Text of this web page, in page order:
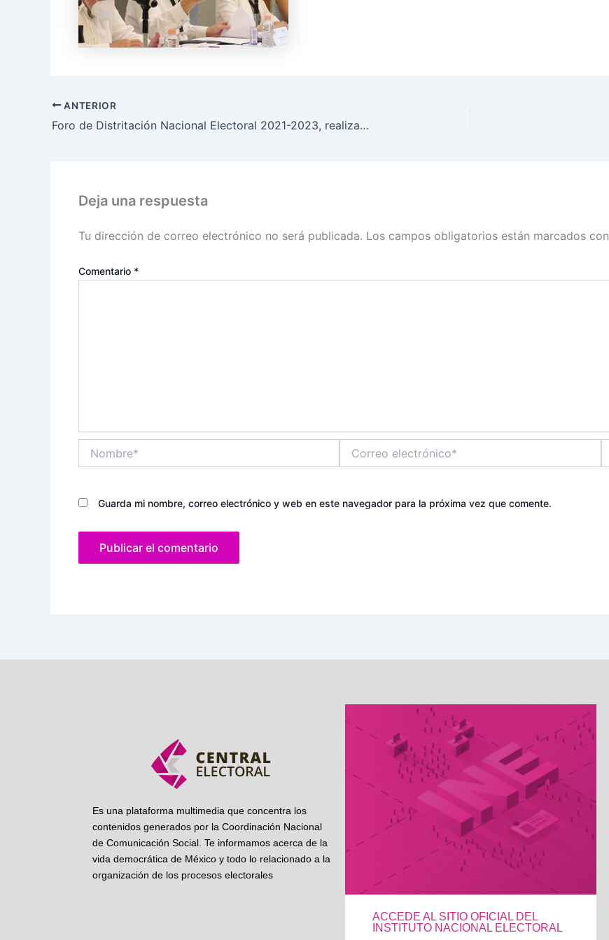
ANTERIOR
Foro de Distritación Nacional Electoral 2021-2023, realizada en el estado de Quintana Roo
Deja una respuesta
Tu dirección de correo electrónico no será publicada. Los campos obligatorios están marcados con
Comentario *
electrónico*
Guarda mi nombre, correo electrónico y web en este navegador para la próxima vez que comente.
Es una plataforma multimedia que concentra los
contenidos generados por la Coordinación Nacional
de Comunicación Social. Te informamos acerca de la
vida democrática de México y todo lo relacionado a la
organización de los procesos electorales
ACCEDE AL SITIO OFICIAL DEL
INSTITUTO NACIONAL ELECTORAL